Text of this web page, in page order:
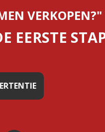
VERKOPEN?"
EERSTE